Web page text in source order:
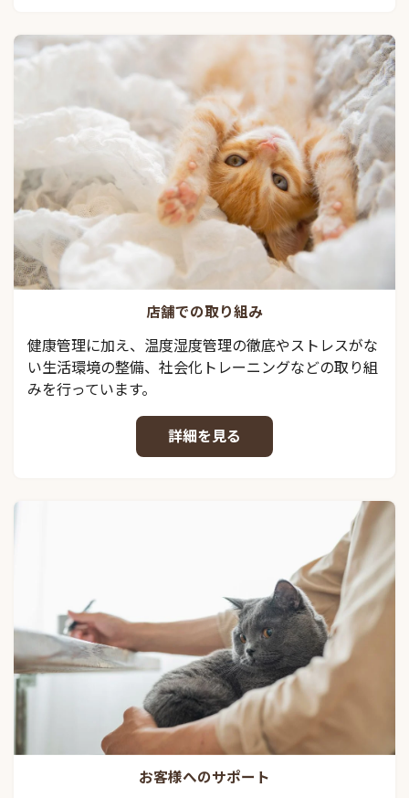
店舗での取り組み
健康管理に加え、温度湿度管理の徹底やストレスがな
い生活環境の整備、社会化トレーニングなどの取り組
みを行っています。
詳細を見る
お客様へのサポート